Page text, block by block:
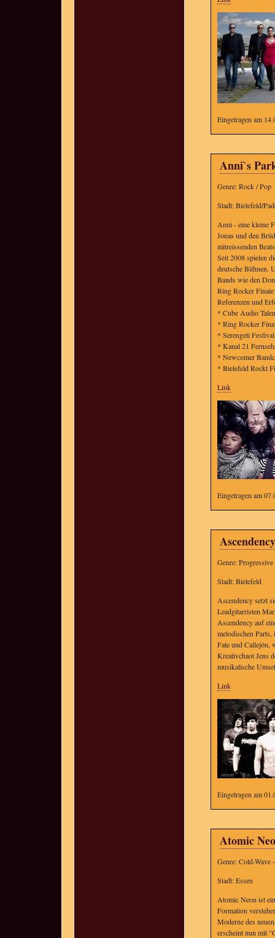
Eingetragen am
Anni`s
Genre: Rock / Pop
Stadt: Bielefeld/
Anni - eine kleine
Jonas und den
mitreissenden
Seit 2008 spielen
deutsche Bühnen.
Bands wie den
Ring Rocker
Referenzen und
* Cube Audio
* Ring Rocker
* Serengeti
* Kanal 21
* Newcomer
* Bielefeld Rockt
Link
Eingetragen am
Ascendency
Genre:
Stadt: Bielefeld
Ascendency setzt
Leadgitarristen
Ascendency auf
melodischen
Fate und Callejón,
Kreativchaot Jens
musikalische
Link
Eingetragen am
Atomic
Genre: Cold-Wave
Stadt: Essen
Atomic Neon ist
Formation
Moderne des
erscheint nun mit